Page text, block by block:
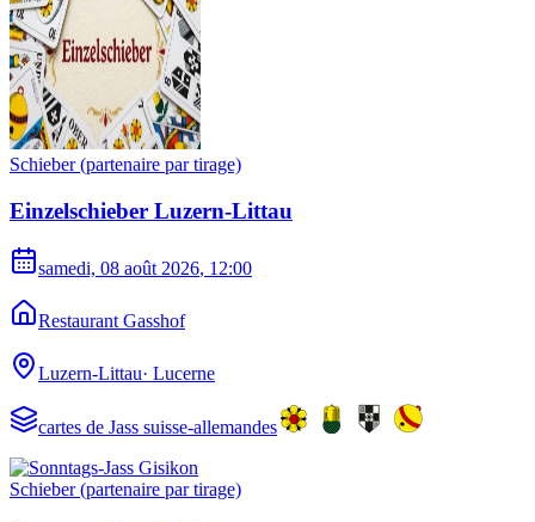
Schieber (partenaire par tirage)
Einzelschieber Luzern-Littau
samedi, 08 août 2026, 12:00
Restaurant Gasshof
Luzern-Littau· Lucerne
cartes de Jass suisse-allemandes
Schieber (partenaire par tirage)